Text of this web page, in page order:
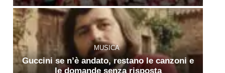
MUSICA
Guccini se n’è andato, restano le canzoni e
le domande senza risposta